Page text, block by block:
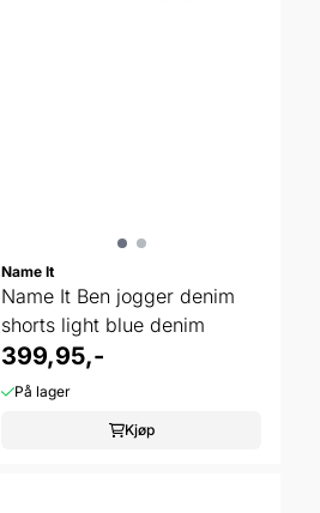
Name It
Name It Ben jogger denim
shorts light blue denim
399,95,-
På lager
Kjøp